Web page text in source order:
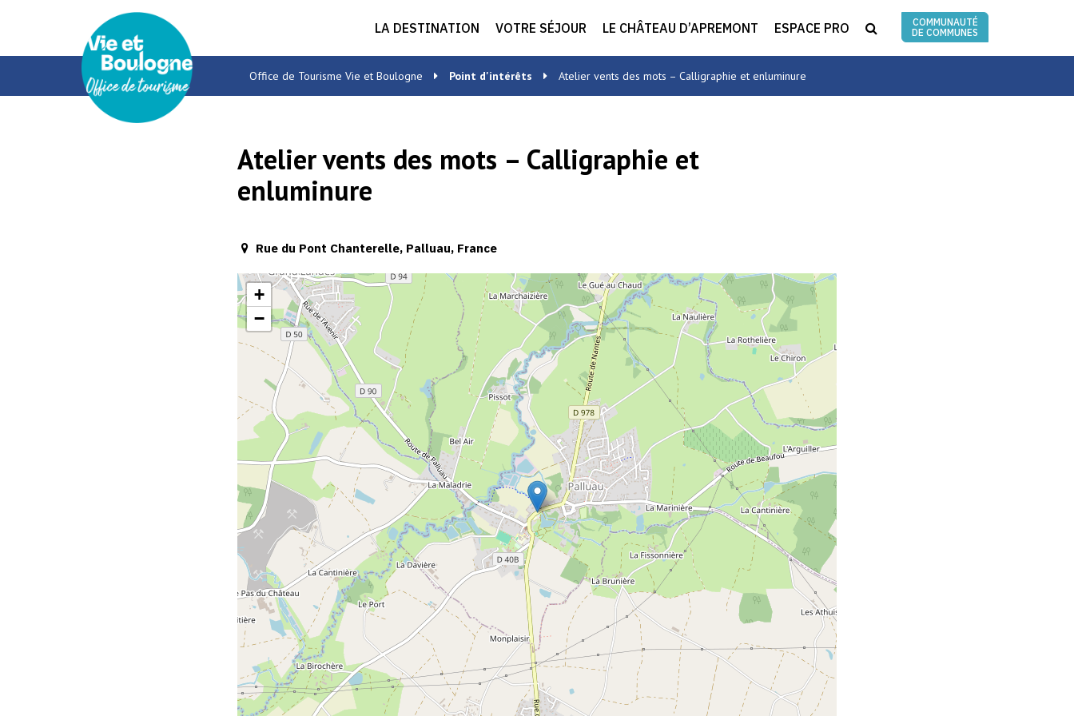
LA DESTINATION VOTRE SÉJOUR LE CHÂTEAU D’APREMONT ESPACE PRO RECHERCHE
COMMUNAUTÉ
DE COMMUNES
Office de Tourisme Vie et Boulogne Point d'intérêts Atelier vents des mots – Calligraphie et enluminure
Atelier vents des mots – Calligraphie et
enluminure
Rue du Pont Chanterelle, Palluau, France
+
−